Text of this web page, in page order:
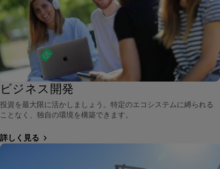
ビジネス開発
投資を最大限に活かしましょう。特定のエコシステムに縛られる
ことなく、独自の環境を構築できます。
詳しく見る